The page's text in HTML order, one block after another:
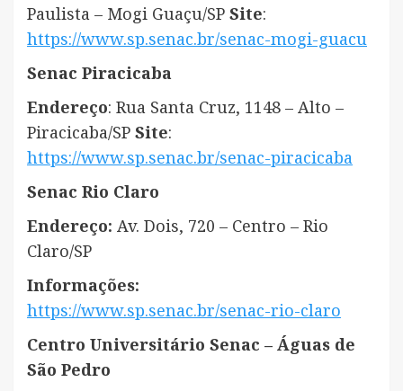
Paulista – Mogi Guaçu/SP Site:
https://www.sp.senac.br/senac-mogi-guacu
Senac Piracicaba
Endereço: Rua Santa Cruz, 1148 – Alto –
Piracicaba/SP Site:
https://www.sp.senac.br/senac-piracicaba
Senac Rio Claro
Endereço: Av. Dois, 720 – Centro – Rio
Claro/SP
Informações:
https://www.sp.senac.br/senac-rio-claro
Centro Universitário Senac – Águas de
São Pedro